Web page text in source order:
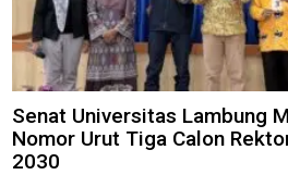
Senat Universitas Lambung
Nomor Urut Tiga Calon
2030